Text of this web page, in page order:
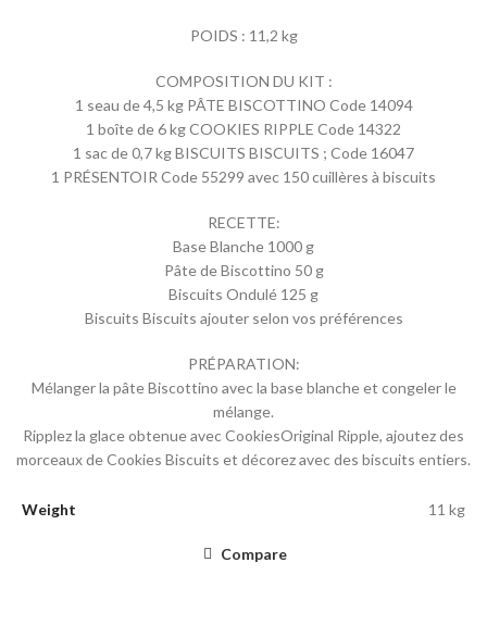
POIDS : 11,2 kg
COMPOSITION DU KIT :
1 seau de 4,5 kg PÂTE BISCOTTINO Code 14094
1 boîte de 6 kg COOKIES RIPPLE Code 14322
1 sac de 0,7 kg BISCUITS BISCUITS ; Code 16047
1 PRÉSENTOIR Code 55299 avec 150 cuillères à biscuits
RECETTE:
Base Blanche 1000 g
Pâte de Biscottino 50 g
Biscuits Ondulé 125 g
Biscuits Biscuits ajouter selon vos préférences
PRÉPARATION:
Mélanger la pâte Biscottino avec la base blanche et congeler le
mélange.
Ripplez la glace obtenue avec CookiesOriginal Ripple, ajoutez des
morceaux de Cookies Biscuits et décorez avec des biscuits entiers.
Weight 11 kg
Compare